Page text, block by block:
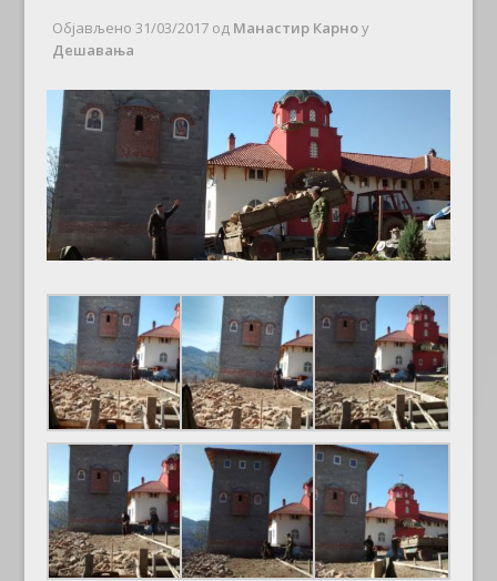
Објављено 31/03/2017 од Манастир Карноу
Дешавања